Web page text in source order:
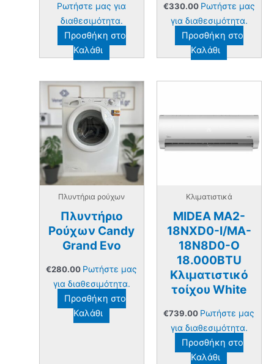
was:
€699.00.
Ρωτήστε μας για
διαθεσιμότητα.
Προσθήκη στο
Καλάθι
€330.00 Ρωτήστε μας
για διαθεσιμότητα.
Προσθήκη στο
Καλάθι
Πλυντήρια ρούχων
Πλυντήριο
Ρούχων Candy
Grand Evo
€280.00 Ρωτήστε μας
για διαθεσιμότητα.
Προσθήκη στο
Καλάθι
Κλιματιστικά
MIDEA MA2-
18NXD0-I/MA-
18N8D0-O
18.000BTU
Κλιματιστικό
τοίχου White
€739.00 Ρωτήστε μας
για διαθεσιμότητα.
Προσθήκη στο
Καλάθι